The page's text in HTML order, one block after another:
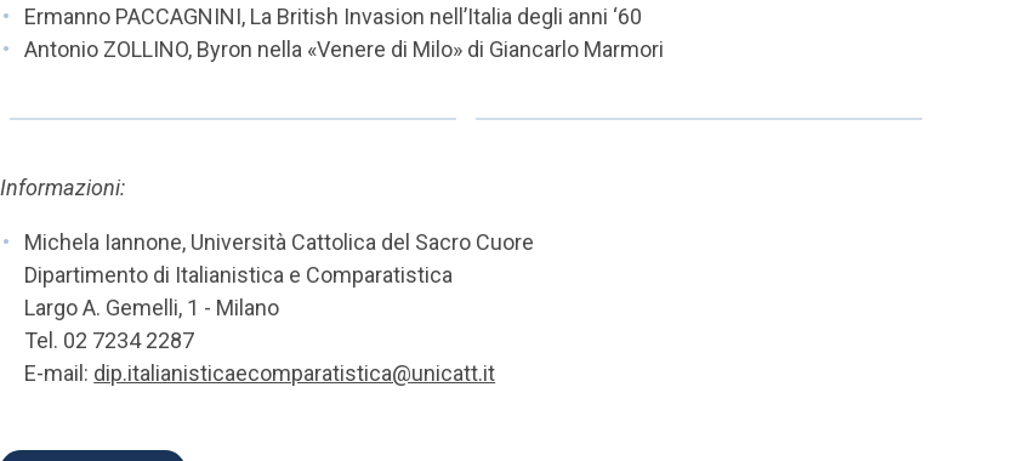
Ermanno PACCAGNINI, La British Invasion nell’Italia degli anni ‘60
Antonio ZOLLINO, Byron nella «Venere di Milo» di Giancarlo Marmori
Informazioni:
Michela Iannone, Università Cattolica del Sacro Cuore
Dipartimento di Italianistica e Comparatistica
Largo A. Gemelli, 1 - Milano
Tel. 02 7234 2287
E-mail: dip.italianisticaecomparatistica@unicatt.it